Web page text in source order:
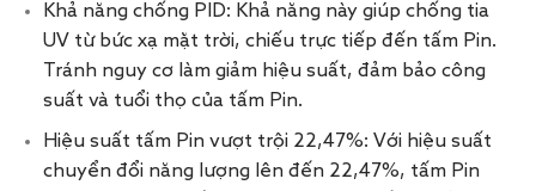
Khả năng chống PID: Khả năng này giúp chống tia
UV từ bức xạ mặt trời, chiếu trực tiếp đến tấm Pin.
Tránh nguy cơ làm giảm hiệu suất, đảm bảo công
suất và tuổi thọ của tấm Pin.
Hiệu suất tấm Pin vượt trội 22,47%: Với hiệu suất
chuyển đổi năng lượng lên đến 22,47%, tấm Pin